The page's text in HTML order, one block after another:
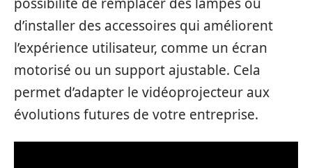
d’installer des accessoires qui améliorent
l’expérience utilisateur, comme un écran
motorisé ou un support ajustable. Cela
permet d’adapter le vidéoprojecteur aux
évolutions futures de votre entreprise.